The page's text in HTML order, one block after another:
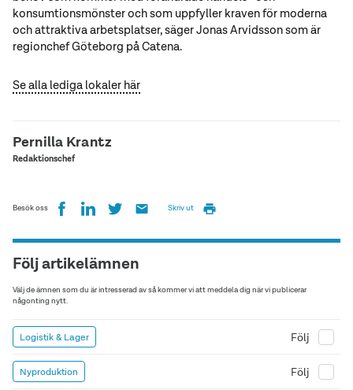
konsumtionsmönster och som uppfyller kraven för moderna
och attraktiva arbetsplatser, säger Jonas Arvidsson som är
regionchef Göteborg på Catena.
Se alla lediga lokaler här
Pernilla Krantz
Redaktionschef
Besök oss Skriv ut
Följ artikelämnen
Välj de ämnen som du är intresserad av så kommer vi att meddela dig när vi publicerar
någonting nytt.
Logistik & Lager Följ
Nyproduktion Följ